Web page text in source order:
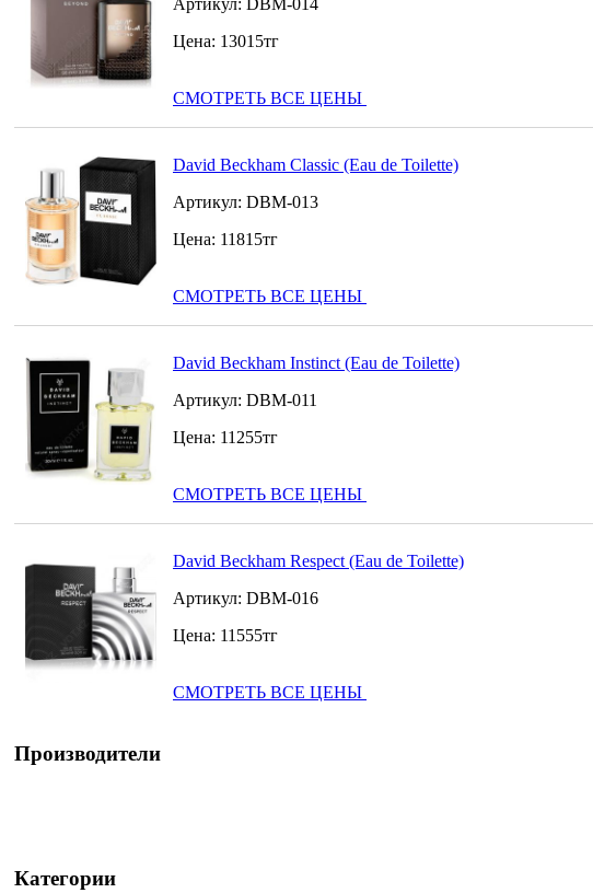
Цена: 13015тг
СМОТРЕТЬ ВСЕ ЦЕНЫ
David Beckham Classic (Eau de Toilette)
Артикул: DBM-013
Цена: 11815тг
СМОТРЕТЬ ВСЕ ЦЕНЫ
David Beckham Instinct (Eau de Toilette)
Артикул: DBM-011
Цена: 11255тг
СМОТРЕТЬ ВСЕ ЦЕНЫ
David Beckham Respect (Eau de Toilette)
Артикул: DBM-016
Цена: 11555тг
СМОТРЕТЬ ВСЕ ЦЕНЫ
Производители
Категории